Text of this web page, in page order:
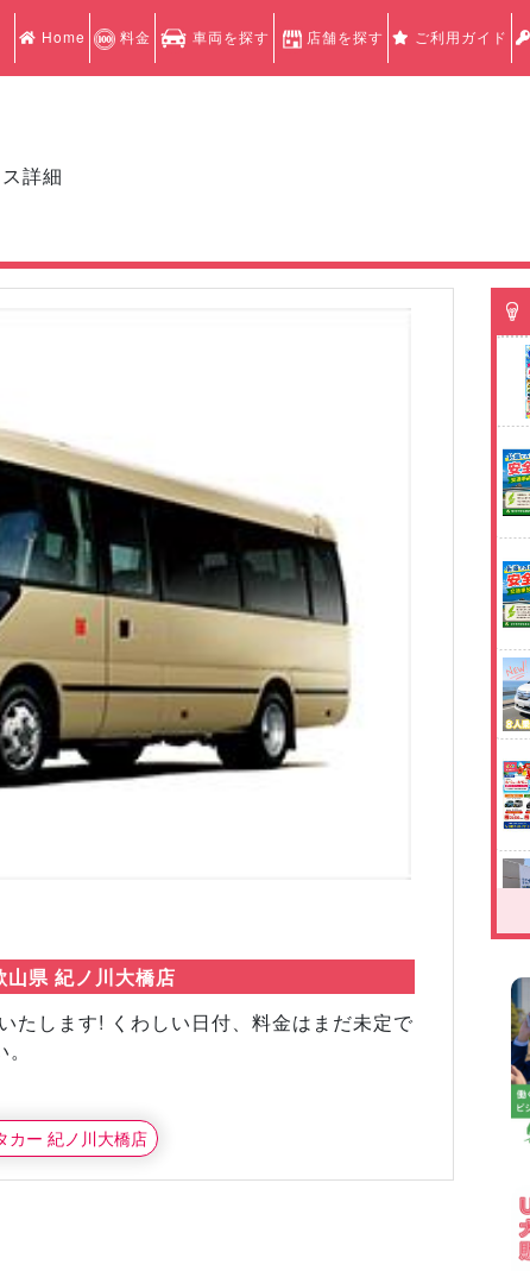
Home 料金 車両を探す 店舗を探す ご利用ガイド
詳細
県 紀ノ川大橋店
たします! くわしい日付、料金はまだ未定で
カー 紀ノ川大橋店